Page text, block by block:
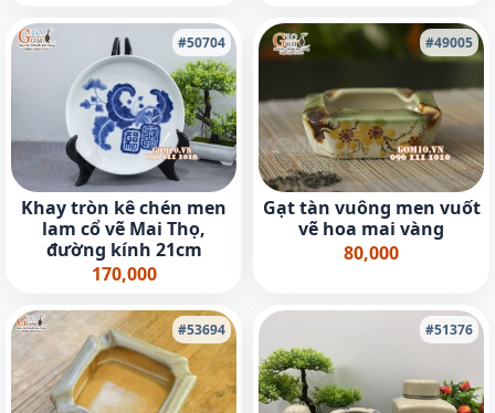
#50704
Khay tròn kê chén men
lam cổ vẽ Mai Thọ,
đường kính 21cm
170,000
#49005
Gạt tàn vuông men vuốt
vẽ hoa mai vàng
80,000
#53694 #51376